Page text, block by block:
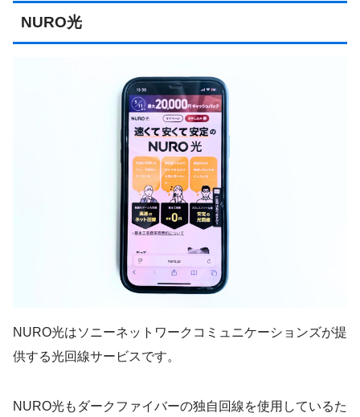
NURO光
NURO光はソニーネットワークコミュニケーションズが提
供する光回線サービスです。
NURO光もダークファイバーの独自回線を使用しているた